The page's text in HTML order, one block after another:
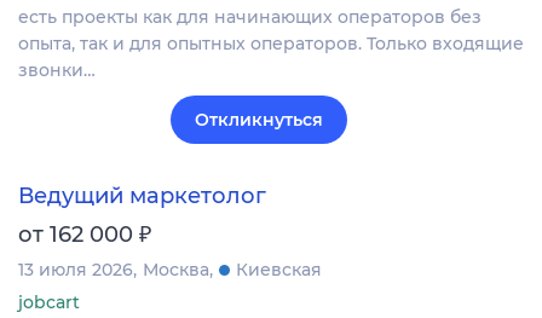
есть проекты как для начинающих операторов без
опыта, так и для опытных операторов. Только входящие
звонки…
Откликнуться
Ведущий маркетолог
от 162 000 ₽
13 июля 2026 Москва
Киевская
jobcart